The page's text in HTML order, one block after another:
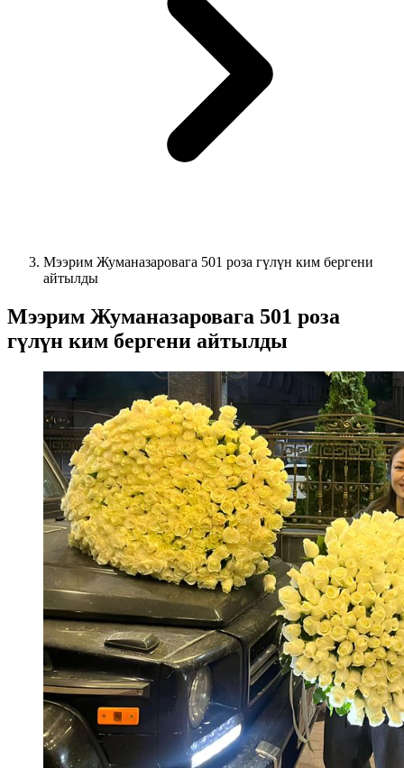
Мээрим Жуманазаровага 501 роза гүлүн ким бергени
айтылды
Мээрим Жуманазаровага 501 роза
гүлүн ким бергени айтылды